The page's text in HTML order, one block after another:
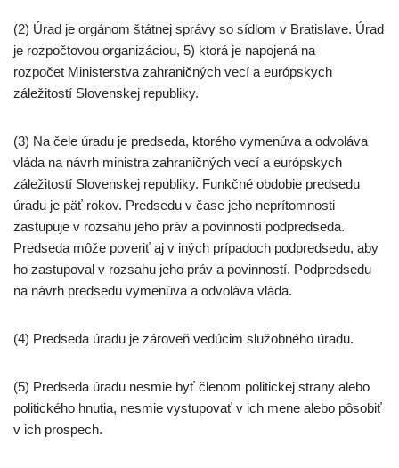
(2) Úrad je orgánom štátnej správy so sídlom v Bratislave. Úrad
je rozpočtovou organizáciou, 5) ktorá je napojená na
rozpočet Ministerstva zahraničných vecí a európskych
záležitostí Slovenskej republiky.
(3) Na čele úradu je predseda, ktorého vymenúva a odvoláva
vláda na návrh ministra zahraničných vecí a európskych
záležitostí Slovenskej republiky. Funkčné obdobie predsedu
úradu je päť rokov. Predsedu v čase jeho neprítomnosti
zastupuje v rozsahu jeho práv a povinností podpredseda.
Predseda môže poveriť aj v iných prípadoch podpredsedu, aby
ho zastupoval v rozsahu jeho práv a povinností. Podpredsedu
na návrh predsedu vymenúva a odvoláva vláda.
(4) Predseda úradu je zároveň vedúcim služobného úradu.
(5) Predseda úradu nesmie byť členom politickej strany alebo
politického hnutia, nesmie vystupovať v ich mene alebo pôsobiť
v ich prospech.